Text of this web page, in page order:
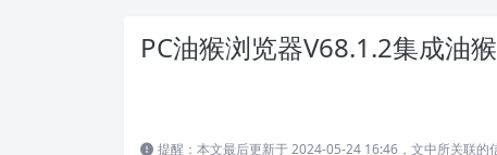
PC油猴浏览器V68.1.2集成油
提醒：本文最后更新于 2024-05-24 16:46，文中所关联的